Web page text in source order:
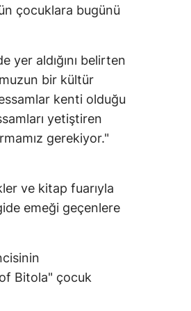
çocuklara bugünü
yer aldığını belirten
bir kültür
kenti olduğu
yetiştiren
gerekiyor."
ve kitap fuarıyla
emeği geçenlere
Bitola" çocuk